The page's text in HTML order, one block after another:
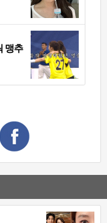
맹추